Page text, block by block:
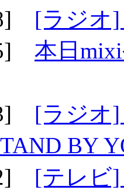
[ラジオ
本日
[ラジオ]
BY
[テレビ]